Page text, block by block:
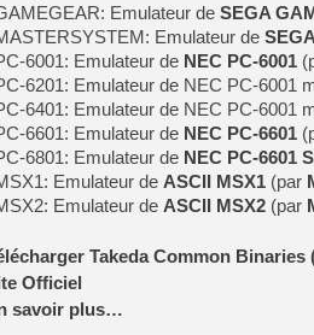
Emulateur de SEGA
Emulateur de
6001: Emulateur de NEC PC-6001
6201: Emulateur de NEC PC-6001
6401: Emulateur de NEC PC-6001
6601: Emulateur de NEC PC-6601
6801: Emulateur de NEC PC-6601
Emulateur de ASCII MSX1 (par
Emulateur de ASCII MSX2 (par
Takeda Common Binaries
Officiel
savoir plus…